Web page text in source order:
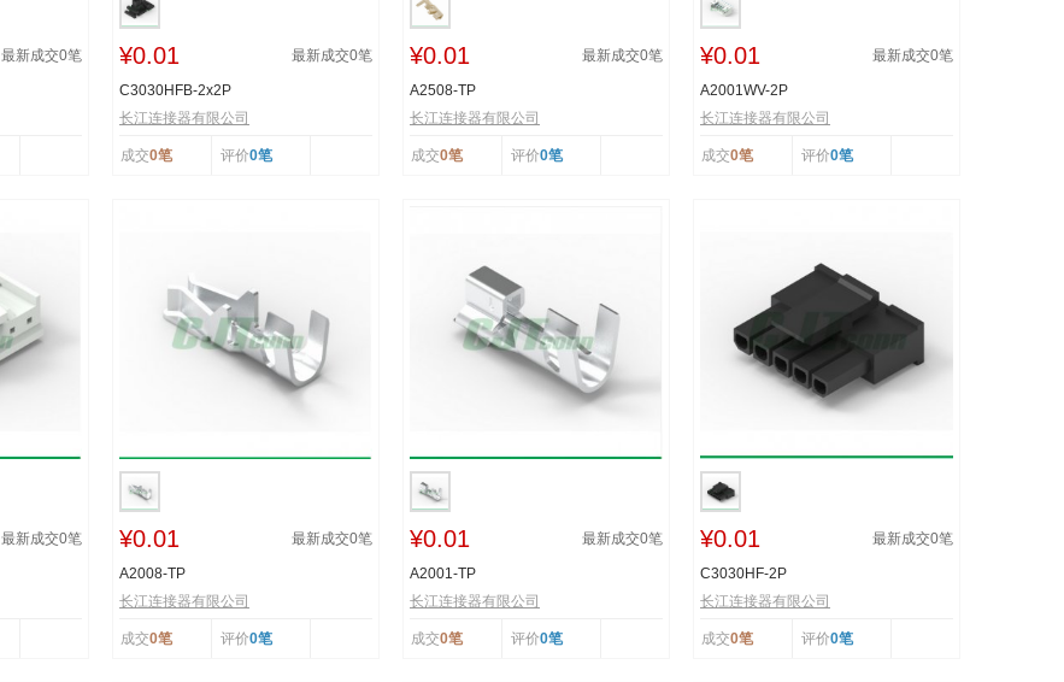
最新成交0笔 ¥0.01 最新成交0笔
C3030HFB-2x2P
长江连接器有限公司
成交0笔 评价0笔
¥0.01 最新成交0笔
A2508-TP
长江连接器有限公司
成交0笔 评价0笔
¥0.01 最新成交0笔
A2001WV-2P
长江连接器有限公司
成交0笔 评价0笔
最新成交0笔 ¥0.01 最新成交0笔
A2008-TP
长江连接器有限公司
成交0笔 评价0笔
¥0.01 最新成交0笔
A2001-TP
长江连接器有限公司
成交0笔 评价0笔
¥0.01 最新成交0笔
C3030HF-2P
长江连接器有限公司
成交0笔 评价0笔